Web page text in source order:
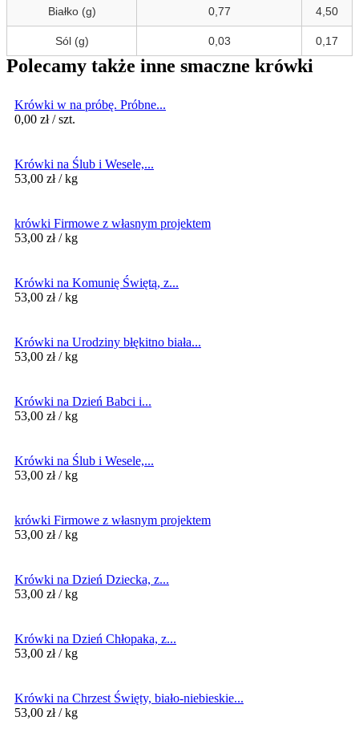
Białko (g) 0,77 4,50
Sól (g) 0,03 0,17
Polecamy także inne smaczne krówki
Krówki w na próbę. Próbne...
0,00 zł / szt.
Krówki na Ślub i Wesele,...
53,00 zł / kg
krówki Firmowe z własnym projektem
53,00 zł / kg
Krówki na Komunię Świętą, z...
53,00 zł / kg
Krówki na Urodziny błękitno biała...
53,00 zł / kg
Krówki na Dzień Babci i...
53,00 zł / kg
Krówki na Ślub i Wesele,...
53,00 zł / kg
krówki Firmowe z własnym projektem
53,00 zł / kg
Krówki na Dzień Dziecka, z...
53,00 zł / kg
Krówki na Dzień Chłopaka, z...
53,00 zł / kg
Krówki na Chrzest Święty, biało-niebieskie...
53,00 zł / kg